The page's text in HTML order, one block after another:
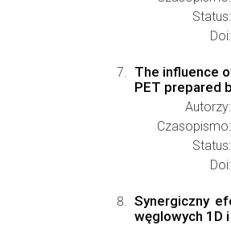
Status:
Doi:
The influence
PET prepared
Autorzy:
Czasopismo:
Status:
Doi:
Synergiczny
węglowych 1D i